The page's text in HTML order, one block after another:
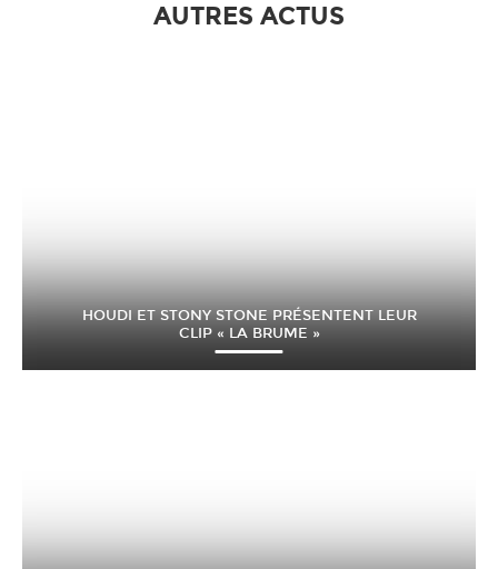
AUTRES ACTUS
HOUDI ET STONY STONE PRÉSENTENT LEUR
CLIP « LA BRUME »